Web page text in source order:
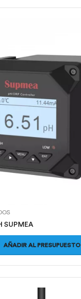
SUPMEA
AÑADIR AL PRESUPUESTO